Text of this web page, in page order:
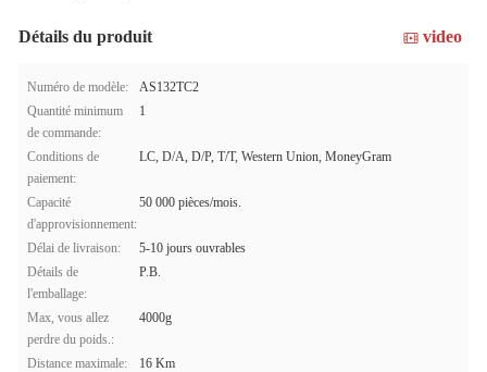
Détails du produit video
Numéro de modèle:
AS132TC2
Quantité minimum
de commande:
1
Conditions de
paiement:
LC, D/A, D/P, T/T, Western Union, MoneyGram
Capacité
d'approvisionnement:
50 000 pièces/mois.
Délai de livraison:
5-10 jours ouvrables
Détails de
l'emballage:
P.B.
Max, vous allez
perdre du poids.:
4000g
Distance maximale:
16 Km